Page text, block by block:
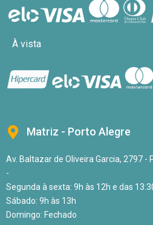
À vista
Matriz - Porto Alegre
Av. Baltazar de Oliveira Garcia, 2797 -
-
Segunda à sexta: 9h às 12h e das
Sábado: 9h às 13h
Domingo: Fechado